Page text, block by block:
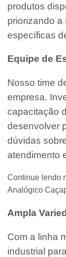
produtos
priorizando
específicas
Equipe de
Nosso time
empresa.
capacitação
desenvolver
dúvidas
atendimento
Continue lendo
Analógico
Ampla
Com a linha
industrial